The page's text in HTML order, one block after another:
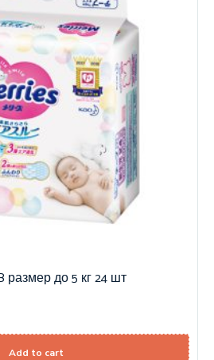
размер до 5 кг 24 шт
Add to cart